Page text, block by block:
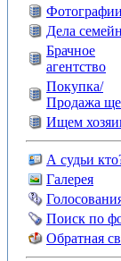
Фотографии
Дела
Брачное
агентство
Покупка/
Продажа
Ищем
А судьи
Галерея
Поиск по
Обратная